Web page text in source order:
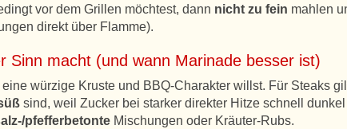
vor dem Grillen möchtest, dann nicht zu fein mahlen
direkt über Flamme).
Sinn macht (und wann Marinade besser ist)
würzige Kruste und BBQ-Charakter willst. Für Steaks
sind, weil Zucker bei starker direkter Hitze schnell
pfefferbetonte Mischungen oder Kräuter-Rubs.